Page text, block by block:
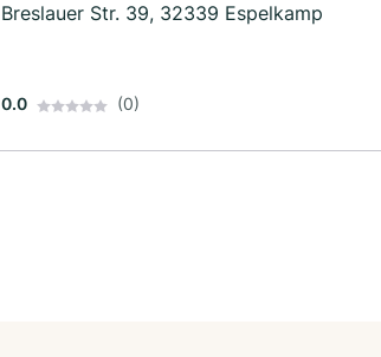
Breslauer Str. 39, 32339 Espelkamp
0.0 (0)